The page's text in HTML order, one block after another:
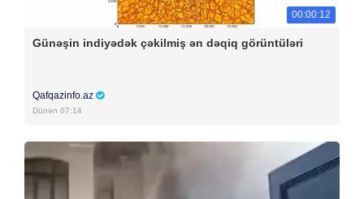
00:00:12
Günəşin indiyədək çəkilmiş ən dəqiq görüntüləri
Qafqazinfo.az
Dünən 07:14